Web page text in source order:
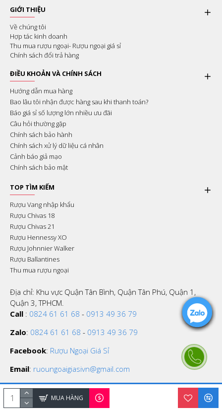
MUA HÀNG
GIỚI THIỆU
Về chúng tôi
Hợp tác kinh doanh
Thu mua rượu ngoại- Rượu ngoại giá sỉ
Chính sách đổi trả hàng
ĐIỀU KHOẢN VÀ CHÍNH SÁCH
Hướng dẫn mua hàng
Bao lâu tôi nhận được hàng sau khi thanh toán?
Báo giá sỉ số lượng lớn nhiều ưu đãi
Câu hỏi thường gặp
Chính sách bảo hành
Chính sách xử lý dữ liệu cá nhân
Cảnh báo giả mạo
Chính sách bảo mật
TOP TÌM KIẾM
Rượu Vang nhập khẩu
Rượu Chivas 18
Rượu Chivas 21
Rượu Hennessy XO
Rượu Johnnier Walker
Rượu Ballantines
Thu mua rượu ngoại
Địa chỉ: Khu vực Quận Tân Bình, Quận Tân Phú, Quận 1,
Quận 3, TPHCM.
Call : 0824 61 61 68 - 0913 49 36 79
Zalo: 0824 61 61 68 - 0913 49 36 79
Facebook: Rượu Ngoại Giá Sỉ
Email: ruoungoaigiasivn@gmail.com